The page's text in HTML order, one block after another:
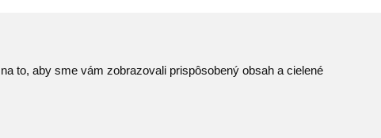
to, aby sme vám zobrazovali prispôsobený obsah a cielené